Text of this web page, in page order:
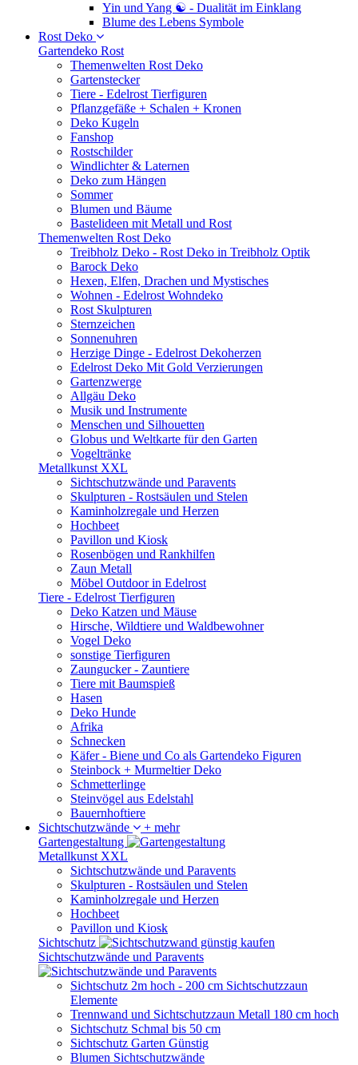
Yin und Yang ☯ - Dualität im Einklang
Blume des Lebens Symbole
Rost Deko
Gartendeko Rost
Themenwelten Rost Deko
Gartenstecker
Tiere - Edelrost Tierfiguren
Pflanzgefäße + Schalen + Kronen
Deko Kugeln
Fanshop
Rostschilder
Windlichter & Laternen
Deko zum Hängen
Sommer
Blumen und Bäume
Bastelideen mit Metall und Rost
Themenwelten Rost Deko
Treibholz Deko - Rost Deko in Treibholz Optik
Barock Deko
Hexen, Elfen, Drachen und Mystisches
Wohnen - Edelrost Wohndeko
Rost Skulpturen
Sternzeichen
Sonnenuhren
Herzige Dinge - Edelrost Dekoherzen
Edelrost Deko Mit Gold Verzierungen
Gartenzwerge
Allgäu Deko
Musik und Instrumente
Menschen und Silhouetten
Globus und Weltkarte für den Garten
Vogeltränke
Metallkunst XXL
Sichtschutzwände und Paravents
Skulpturen - Rostsäulen und Stelen
Kaminholzregale und Herzen
Hochbeet
Pavillon und Kiosk
Rosenbögen und Rankhilfen
Zaun Metall
Möbel Outdoor in Edelrost
Tiere - Edelrost Tierfiguren
Deko Katzen und Mäuse
Hirsche, Wildtiere und Waldbewohner
Vogel Deko
sonstige Tierfiguren
Zaungucker - Zauntiere
Tiere mit Baumspieß
Hasen
Deko Hunde
Afrika
Schnecken
Käfer - Biene und Co als Gartendeko Figuren
Steinbock + Murmeltier Deko
Schmetterlinge
Steinvögel aus Edelstahl
Bauernhoftiere
Sichtschutzwände
+ mehr
Gartengestaltung
Metallkunst XXL
Sichtschutzwände und Paravents
Skulpturen - Rostsäulen und Stelen
Kaminholzregale und Herzen
Hochbeet
Pavillon und Kiosk
Sichtschutz
Sichtschutzwände und Paravents
Sichtschutz 2m hoch - 200 cm Sichtschutzzaun
Elemente
Trennwand und Sichtschutzzaun Metall 180 cm hoch
Sichtschutz Schmal bis 50 cm
Sichtschutz Garten Günstig
Blumen Sichtschutzwände